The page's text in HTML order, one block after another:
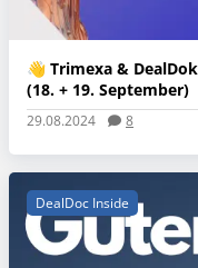
👋 Trimexa &
(18. + 19. September)
29.08.2024 8
DealDoc Inside